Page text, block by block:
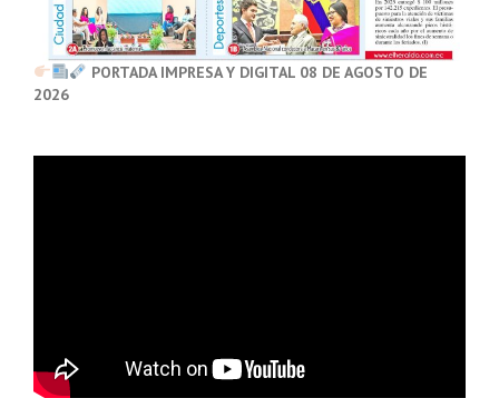
PORTADA IMPRESA Y DIGITAL 08 DE AGOSTO DE
2026